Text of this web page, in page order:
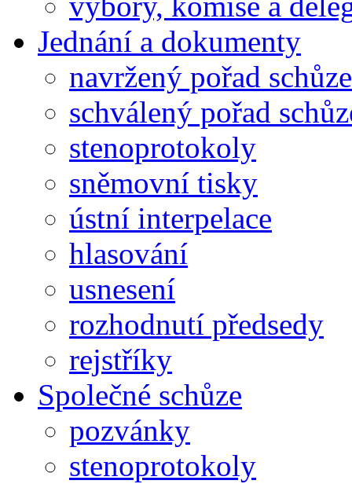
Jednání a dokumenty
navržený pořad schůze
schválený pořad
stenoprotokoly
sněmovní tisky
ústní interpelace
hlasování
usnesení
rozhodnutí předsedy
rejstříky
Společné schůze
pozvánky
stenoprotokoly